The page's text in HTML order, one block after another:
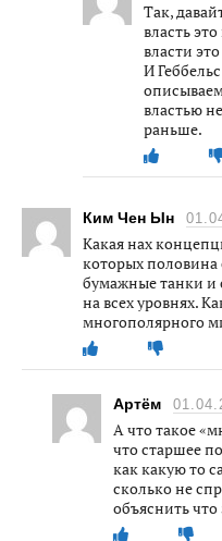
Так,
власть
власти
И
властью
раньше.
Ким Чен Ын
Какая нах
которых половина
бумажные танки и
на всех уровнях.
многополярного
Артём
А что такое
что старшее
как какую то
сколько не
объяснить что